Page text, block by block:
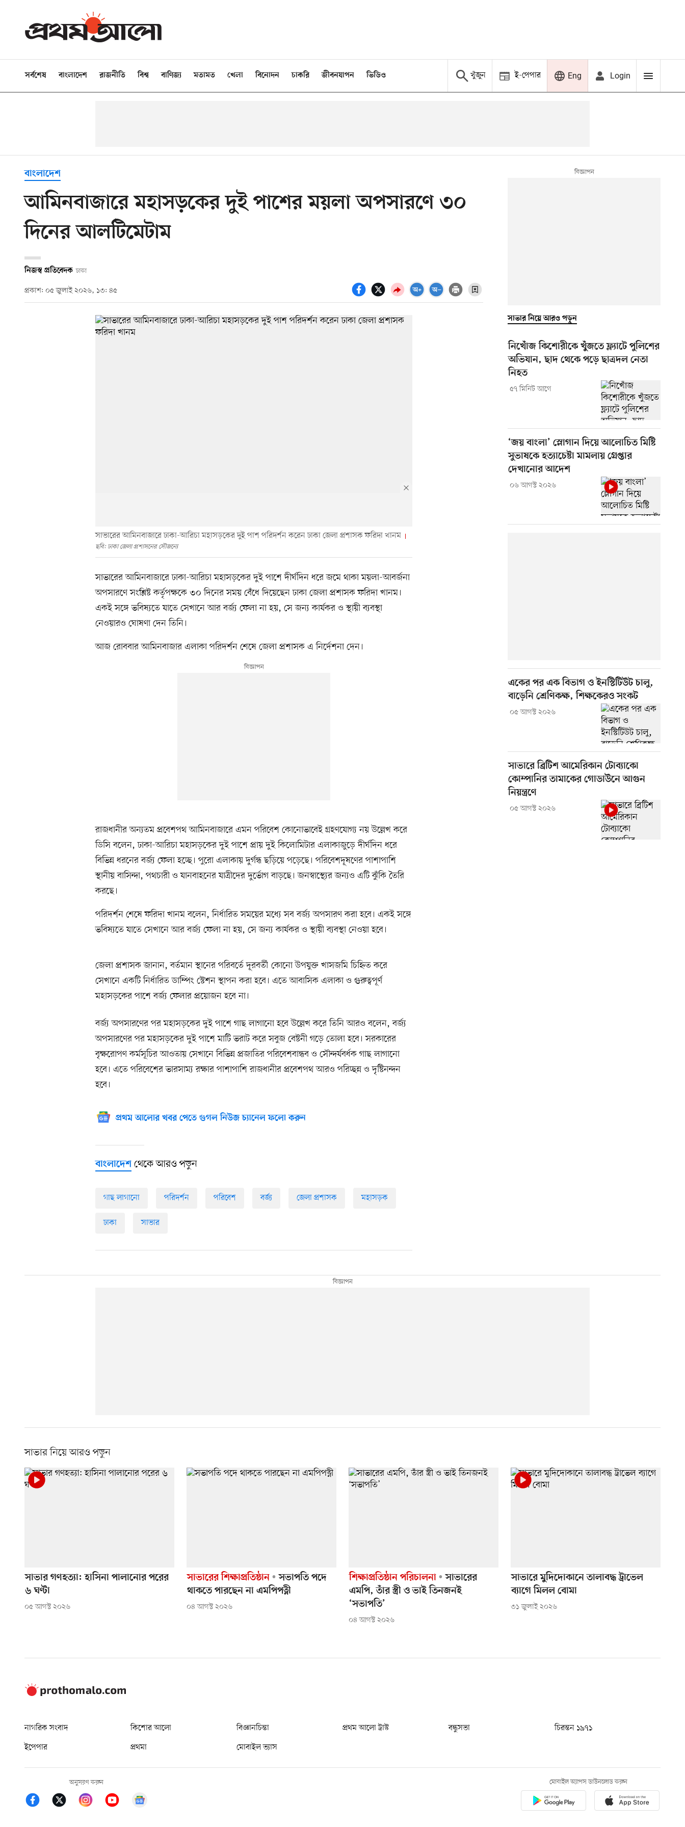
সর্বশেষ বাংলাদেশ রাজনীতি বিশ্ব বাণিজ্য মতামত খেলা বিনোদন চাকরি জীবনযাপন ভিডিও খুঁজুন ই-পেপার Eng Login
বাংলাদেশ
আমিনবাজারে মহাসড়কের দুই পাশের ময়লা অপসারণে ৩০
দিনের আলটিমেটাম
নিজস্ব প্রতিবেদক ঢাকা
প্রকাশ: ০৫ জুলাই ২০২৬, ১৩: ৪৫
সাভারের আমিনবাজারে ঢাকা-আরিচা মহাসড়কের দুই পাশ পরিদর্শন করেন ঢাকা জেলা প্রশাসক ফরিদা খানম
ছবি: ঢাকা জেলা প্রশাসনের সৌজন্যে
সাভারের আমিনবাজারে ঢাকা-আরিচা মহাসড়কের দুই পাশে দীর্ঘদিন ধরে জমে থাকা ময়লা-আবর্জনা
অপসারণে সংশ্লিষ্ট কর্তৃপক্ষকে ৩০ দিনের সময় বেঁধে দিয়েছেন ঢাকা জেলা প্রশাসক ফরিদা খানম।
একই সঙ্গে ভবিষ্যতে যাতে সেখানে আর বর্জ্য ফেলা না হয়, সে জন্য কার্যকর ও স্থায়ী ব্যবস্থা
নেওয়ারও ঘোষণা দেন তিনি।
আজ রোববার আমিনবাজার এলাকা পরিদর্শন শেষে জেলা প্রশাসক এ নির্দেশনা দেন।
রাজধানীর অন্যতম প্রবেশপথ আমিনবাজারে এমন পরিবেশ কোনোভাবেই গ্রহণযোগ্য নয় উল্লেখ করে
ডিসি বলেন, ঢাকা-আরিচা মহাসড়কের দুই পাশে প্রায় দুই কিলোমিটার এলাকাজুড়ে দীর্ঘদিন ধরে
বিভিন্ন ধরনের বর্জ্য ফেলা হচ্ছে। পুরো এলাকায় দুর্গন্ধ ছড়িয়ে পড়েছে। পরিবেশদূষণের পাশাপাশি
স্থানীয় বাসিন্দা, পথচারী ও যানবাহনের যাত্রীদের দুর্ভোগ বাড়ছে। জনস্বাস্থ্যের জন্যও এটি ঝুঁকি তৈরি
করছে।
পরিদর্শন শেষে ফরিদা খানম বলেন, নির্ধারিত সময়ের মধ্যে সব বর্জ্য অপসারণ করা হবে। একই সঙ্গে
ভবিষ্যতে যাতে সেখানে আর বর্জ্য ফেলা না হয়, সে জন্য কার্যকর ও স্থায়ী ব্যবস্থা নেওয়া হবে।
জেলা প্রশাসক জানান, বর্তমান স্থানের পরিবর্তে দূরবর্তী কোনো উপযুক্ত খাসজমি চিহ্নিত করে
সেখানে একটি নির্ধারিত ডাম্পিং স্টেশন স্থাপন করা হবে। এতে আবাসিক এলাকা ও গুরুত্বপূর্ণ
মহাসড়কের পাশে বর্জ্য ফেলার প্রয়োজন হবে না।
বর্জ্য অপসারণের পর মহাসড়কের দুই পাশে গাছ লাগানো হবে উল্লেখ করে তিনি আরও বলেন, বর্জ্য
অপসারণের পর মহাসড়কের দুই পাশে মাটি ভরাট করে সবুজ বেষ্টনী গড়ে তোলা হবে। সরকারের
বৃক্ষরোপণ কর্মসূচির আওতায় সেখানে বিভিন্ন প্রজাতির পরিবেশবান্ধব ও সৌন্দর্যবর্ধক গাছ লাগানো
হবে। এতে পরিবেশের ভারসাম্য রক্ষার পাশাপাশি রাজধানীর প্রবেশপথ আরও পরিচ্ছন্ন ও দৃষ্টিনন্দন
হবে।
প্রথম আলোর খবর পেতে গুগল নিউজ চ্যানেল ফলো করুন
বাংলাদেশ থেকে আরও পড়ুন
গাছ লাগানো পরিদর্শন পরিবেশ বর্জ্য জেলা প্রশাসক মহাসড়ক
ঢাকা সাভার
সাভার নিয়ে আরও পড়ুন
নিখোঁজ কিশোরীকে খুঁজতে ফ্ল্যাটে পুলিশের
অভিযান, ছাদ থেকে পড়ে ছাত্রদল নেতা
নিহত
৫৭ মিনিট আগে
‘জয় বাংলা’ স্লোগান দিয়ে আলোচিত মিষ্টি
সুভাষকে হত্যাচেষ্টা মামলায় গ্রেপ্তার
দেখানোর আদেশ
০৬ আগস্ট ২০২৬
একের পর এক বিভাগ ও ইনস্টিটিউট চালু,
বাড়েনি শ্রেণিকক্ষ, শিক্ষকেরও সংকট
০৫ আগস্ট ২০২৬
সাভারে ব্রিটিশ আমেরিকান টোব্যাকো
কোম্পানির তামাকের গোডাউনে আগুন
নিয়ন্ত্রণে
০৫ আগস্ট ২০২৬
সাভার নিয়ে আরও পড়ুন
সাভার গণহত্যা: হাসিনা পালানোর পরের
৬ ঘণ্টা
০৫ আগস্ট ২০২৬
সাভারের শিক্ষাপ্রতিষ্ঠান
সভাপতি পদে
থাকতে পারছেন না এমপিপত্নী
০৪ আগস্ট ২০২৬
শিক্ষাপ্রতিষ্ঠান পরিচালনা
সাভারের
এমপি, তাঁর স্ত্রী ও ভাই তিনজনই
‘সভাপতি’
০৪ আগস্ট ২০২৬
সাভারে মুদিদোকানে তালাবদ্ধ ট্রাভেল
ব্যাগে মিলল বোমা
৩১ জুলাই ২০২৬
নাগরিক সংবাদ কিশোর আলো বিজ্ঞানচিন্তা প্রথম আলো ট্রাস্ট বন্ধুসভা
চিরন্তন ১৯৭১
ইপেপার
প্রথমা মোবাইল ভ্যাস
অনুসরণ করুন মোবাইল অ্যাপস ডাউনলোড করুন